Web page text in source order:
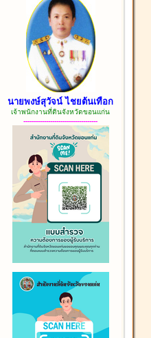
นายพงษ์สุวัจน์ ไชยต้นเทือก
เจ้าพนักงานที่ดินจังหวัดขอนแก่น
------------------------------------